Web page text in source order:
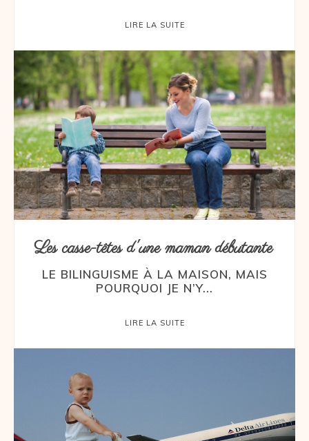
LIRE LA SUITE
Les casse-têtes d'une maman débutante
LE BILINGUISME À LA MAISON, MAIS
POURQUOI JE N’Y...
LIRE LA SUITE